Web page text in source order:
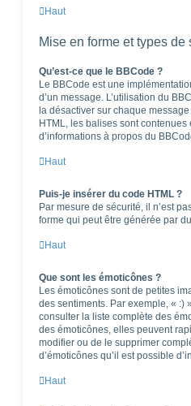
Haut
Mise en forme et types de
Qu’est-ce que le BBCode ?
Le BBCode est une
d’un message. L’utilisation du
la désactiver sur chaque
HTML, les balises sont
d’informations à propos du
Haut
Puis-je insérer du code HTML ?
Par mesure de sécurité, il n’est
forme qui peut être générée par
Haut
Que sont les émoticônes ?
Les émoticônes sont de petites
des sentiments. Par exemple, « :)
consulter la liste complète des
des émoticônes, elles peuvent
modifier ou de le supprimer
d’émoticônes qu’il est possible
Haut